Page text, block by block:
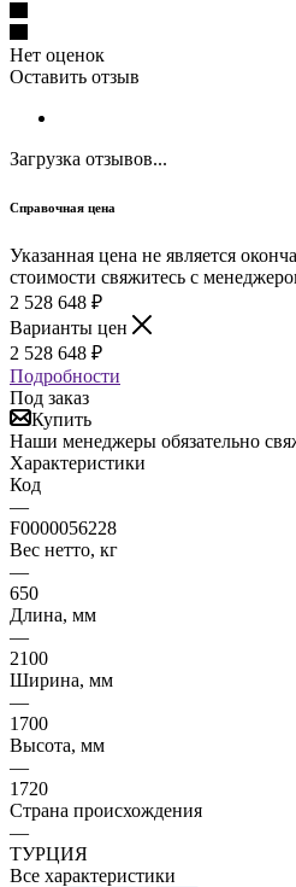
Нет оценок
Оставить отзыв
Загрузка отзывов...
Справочная цена
Указанная цена не является
стоимости свяжитесь с
2 528 648 ₽
Варианты цен
2 528 648 ₽
Подробности
Под заказ
Купить
Наши менеджеры обязательно
Характеристики
Код
—
F0000056228
Вес нетто, кг
—
650
Длина, мм
—
2100
Ширина, мм
—
1700
Высота, мм
—
1720
Страна происхождения
—
ТУРЦИЯ
Все характеристики